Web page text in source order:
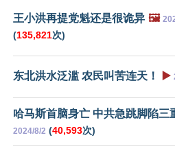
王小洪再提党魁还是很诡异 🖼️
(135,821次)
东北洪水泛滥 农民叫苦连天！ ▶️
哈马斯首脑身亡 中共急跳脚陷三
2024/8/2 (40,593次)